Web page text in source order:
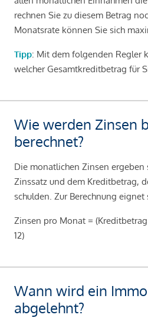
rechnen Sie zu diesem Betrag
Monatsrate können Sie sich
Tipp: Mit dem folgenden Regler
welcher Gesamtkreditbetrag für
Wie werden Zinsen
berechnet?
Die monatlichen Zinsen ergeben
Zinssatz und dem Kreditbetrag,
schulden. Zur Berechnung
Zinsen pro Monat =
12)
Wann wird ein
abgelehnt?